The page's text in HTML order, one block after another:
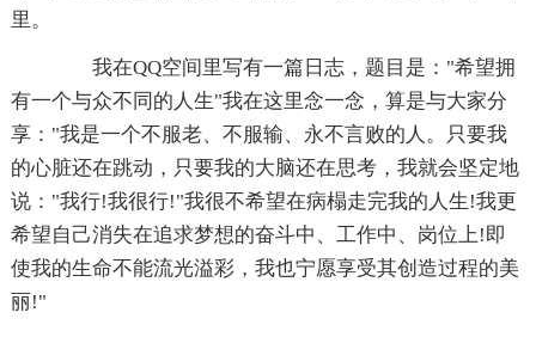
里。
我在QQ空间里写有一篇日志，题目是："希望拥
有一个与众不同的人生"我在这里念一念，算是与大家分
享："我是一个不服老、不服输、永不言败的人。只要我
的心脏还在跳动，只要我的大脑还在思考，我就会坚定地
说："我行!我很行!"我很不希望在病榻走完我的人生!我更
希望自己消失在追求梦想的奋斗中、工作中、岗位上!即
使我的生命不能流光溢彩，我也宁愿享受其创造过程的美
丽!"